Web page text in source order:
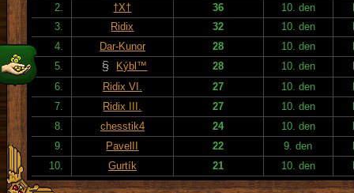
2.
†X† 36 10. den
3.
Ridix 32 10. den
4.
Dar-Kunor 28 10. den
5.
Kýbl™ 28 10. den
6.
Ridix VI. 27 10. den
7.
Ridix III. 27 10. den
8.
chesstik4 24 10. den
9.
PavelII 22 9. den
10.
Gurtík 21 10. den